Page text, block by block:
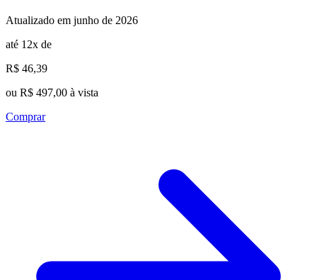
Atualizado em junho de 2026
até 12x de
R$ 46,39
ou R$ 497,00 à vista
Comprar